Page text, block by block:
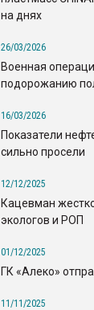
на днях
26/03/2026
Военная
подорожанию
16/03/2026
Показатели
сильно просели
12/12/2025
Кацевман
экологов и РОП
01/12/2025
ГК «Алеко»
11/11/2025